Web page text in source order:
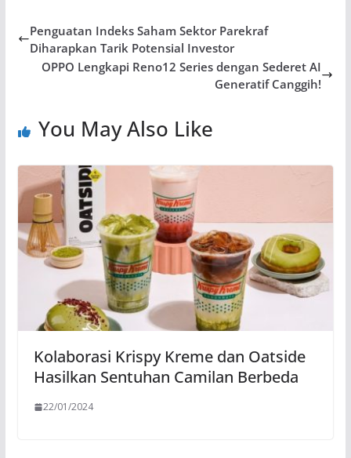
Penguatan Indeks Saham Sektor Parekraf
Diharapkan Tarik Potensial Investor
OPPO Lengkapi Reno12 Series dengan Sederet AI
Generatif Canggih!
You May Also Like
Kolaborasi Krispy Kreme dan Oatside
Hasilkan Sentuhan Camilan Berbeda
22/01/2024